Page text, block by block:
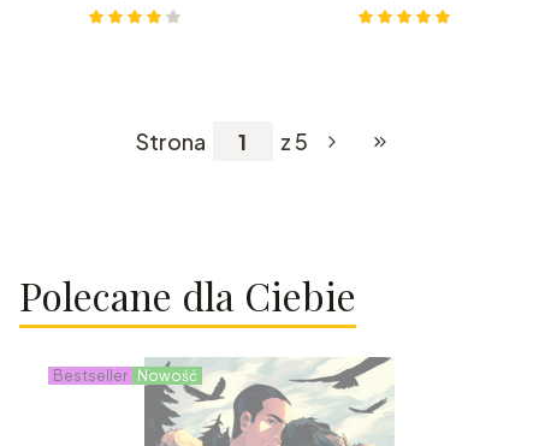
Strona z 5 Przejdź do
Polecane dla Ciebie
Bestseller Nowość